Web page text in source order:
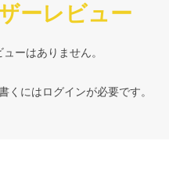
ーレビュー
ューはありません。
くにはログインが必要です。